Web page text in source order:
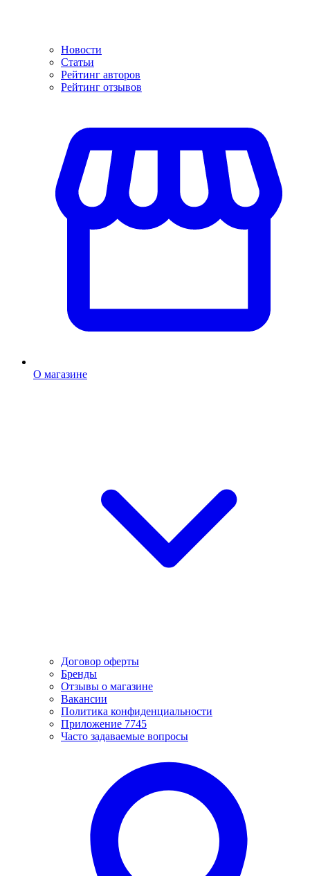
Новости
Статьи
Рейтинг авторов
Рейтинг отзывов
О магазине
Договор оферты
Бренды
Отзывы о магазине
Вакансии
Политика конфиденциальности
Приложение 7745
Часто задаваемые вопросы